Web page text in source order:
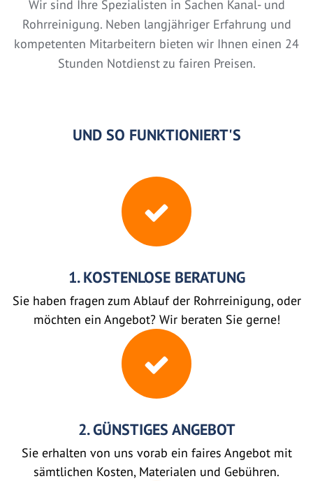
Wir sind Ihre Spezialisten in Sachen Kanal- und
Rohrreinigung. Neben langjähriger Erfahrung und
kompetenten Mitarbeitern bieten wir Ihnen einen 24
Stunden Notdienst zu fairen Preisen.
UND SO FUNKTIONIERT'S
1. KOSTENLOSE BERATUNG
Sie haben fragen zum Ablauf der Rohrreinigung, oder
möchten ein Angebot? Wir beraten Sie gerne!
2. GÜNSTIGES ANGEBOT
Sie erhalten von uns vorab ein faires Angebot mit
sämtlichen Kosten, Materialen und Gebühren.